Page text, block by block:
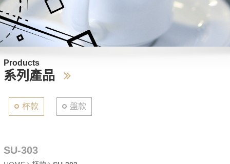
Products
系列產品
杯款 盤款
SU-303